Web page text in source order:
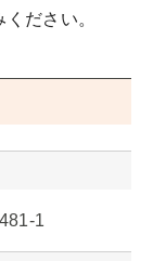
ださい。
1